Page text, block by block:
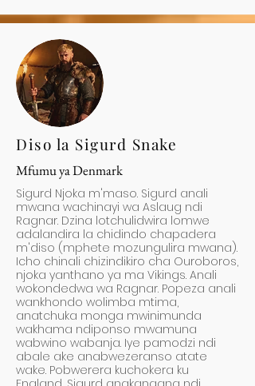
Diso la Sigurd Snake
Mfumu ya Denmark
Sigurd Njoka m'maso. Sigurd anali
mwana wachinayi wa Aslaug ndi
Ragnar. Dzina lotchulidwira lomwe
adalandira la chidindo chapadera
m'diso (mphete mozungulira mwana).
Icho chinali chizindikiro cha Ouroboros,
njoka yanthano ya ma Vikings. Anali
wokondedwa wa Ragnar. Popeza anali
wankhondo wolimba mtima,
anatchuka monga mwinimunda
wakhama ndiponso mwamuna
wabwino wabanja. Iye pamodzi ndi
abale ake anabwezeranso atate
wake. Pobwerera kuchokera ku